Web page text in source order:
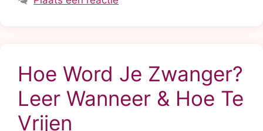
Hoe Word Je Zwanger?
Leer Wanneer & Hoe Te
Vrijen